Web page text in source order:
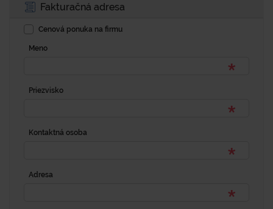
Fakturačná adresa
Cenová ponuka na firmu
Meno
Priezvisko
Kontaktná osoba
Adresa